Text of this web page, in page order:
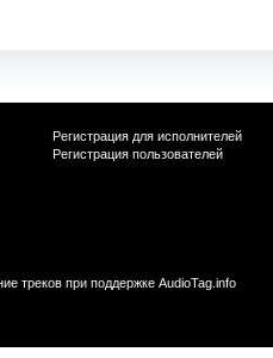
Регистрация для исполнителей
Регистрация пользователей
треков при поддержке AudioTag.info